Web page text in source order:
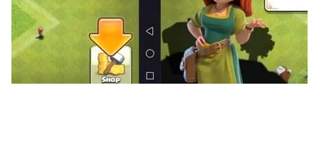
juta pengunjung sejak dibuat.